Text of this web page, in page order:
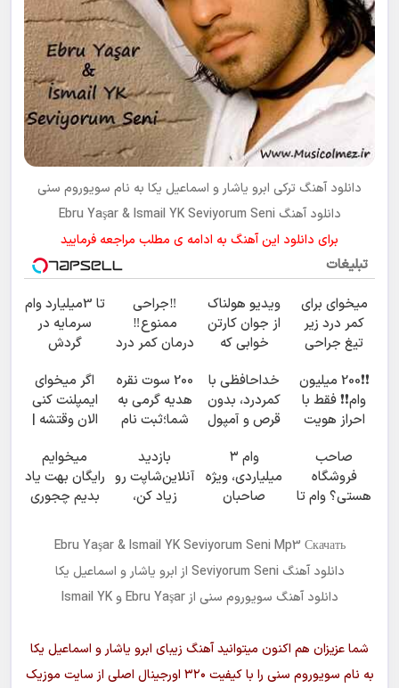
دانلود آهنگ ترکی ابرو یاشار و اسماعیل یکا به نام سویوروم سنی
دانلود آهنگ Ebru Yaşar & Ismail YK Seviyorum Seni
برای دانلود این آهنگ به ادامه ی مطلب مراجعه فرمایید
تبلیغات
میخوای برای
کمر درد زیر
تیغ جراحی
◗پرسش‌نامه
رو پر کن◖
ویدیو هولناک
از جوان کارتن
خوابی که
آموزش رایگان
‼️جراحی
ممنوع‼️
درمان کمر درد
دوره نقاهت
تا 3میلیارد وام
سرمایه در
گردش
فروشگاهت رو
ثبت کن
❗❗200 میلیون
وام❗❗ فقط با
احراز هویت
خداحافظی با
کمردرد، بدون
قرص و آمپول
200 سوت نقره
هدیه گرمی به
شما؛ثبت نام
اگر میخوای
ایمپلنت کنی
الان وقتشه |
میلیون
تومان!!!
صاحب
فروشگاه
هستی؟ وام تا
تومان بگیر
وام ۳
میلیاردی، ویژه
صاحبان
آنلاین و
حضوری
بازدید
آنلاین‌شاپت رو
زیاد کن،
درآمد بیشتر
میخوایم
رایگان بهت یاد
بدیم چجوری
نداری
امتحانش
مجانیه
Ebru Yaşar & Ismail YK Seviyorum Seni Mp3 Скачать
دانلود آهنگ Seviyorum Seni از ابرو یاشار و اسماعیل یکا
دانلود آهنگ سویوروم سنی از Ebru Yaşar و Ismail YK
شما عزیزان هم اکنون میتوانید آهنگ زیبای ابرو یاشار و اسماعیل یکا
به نام سویوروم سنی
را با کیفیت ۳۲۰ اورجینال اصلی از سایت موزیک